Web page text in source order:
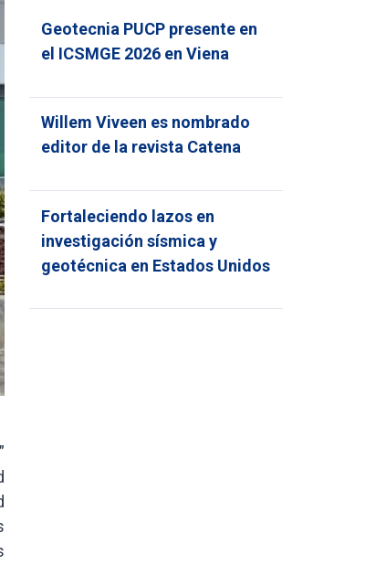
Geotecnia PUCP presente en
el ICSMGE 2026 en Viena
Willem Viveen es nombrado
editor de la revista Catena
Fortaleciendo lazos en
investigación sísmica y
geotécnica en Estados Unidos